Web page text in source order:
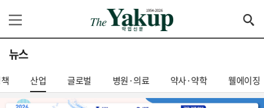
뉴스
산업 글로벌 병원·의료 약사·약학 웰에이징